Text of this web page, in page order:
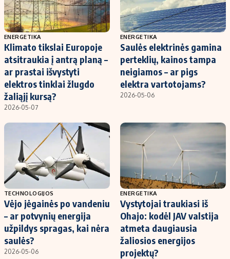
ENERGETIKA
Klimato tikslai Europoje
atsitraukia į antrą planą –
ar prastai išvystyti
elektros tinklai žlugdo
žaliąjį kursą?
2026-05-07
ENERGETIKA
Saulės elektrinės gamina
perteklių, kainos tampa
neigiamos – ar pigs
elektra vartotojams?
2026-05-06
TECHNOLOGIJOS
Vėjo jėgainės po vandeniu
– ar potvynių energija
užpildys spragas, kai nėra
saulės?
2026-05-06
ENERGETIKA
Vystytojai traukiasi iš
Ohajo: kodėl JAV valstija
atmeta daugiausia
žaliosios energijos
projektų?